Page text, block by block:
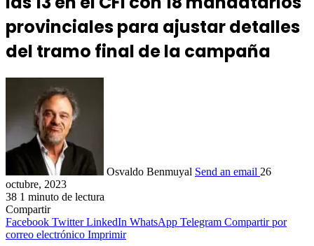
provinciales para ajustar detalles
del tramo final de la campaña
Osvaldo Benmuyal Send an email 26
octubre, 2023
38 1 minuto de lectura
Compartir
Facebook Twitter LinkedIn WhatsApp Telegram Compartir por
correo electrónico Imprimir